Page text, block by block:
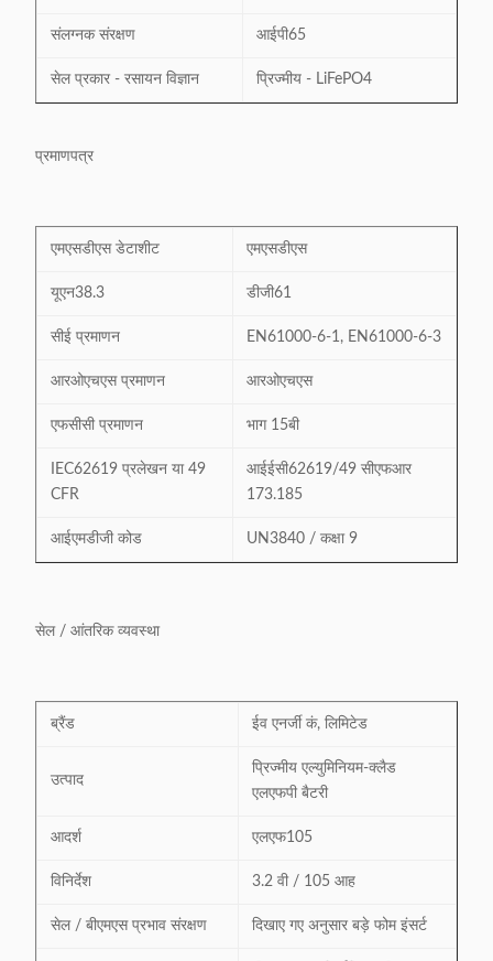
संलग्नक संरक्षण आईपी65
सेल प्रकार - रसायन विज्ञान प्रिज्मीय - LiFePO4
प्रमाणपत्र
एमएसडीएस डेटाशीट एमएसडीएस
यूएन38.3 डीजी61
सीई प्रमाणन EN61000-6-1, EN61000-6-3
आरओएचएस प्रमाणन आरओएचएस
एफसीसी प्रमाणन भाग 15बी
IEC62619 प्रलेखन या 49
CFR
आईईसी62619/49 सीएफआर
173.185
आईएमडीजी कोड UN3840 / कक्षा 9
सेल / आंतरिक व्यवस्था
ब्रैंड ईव एनर्जी कं, लिमिटेड
उत्पाद
प्रिज्मीय एल्युमिनियम-क्लैड
एलएफपी बैटरी
आदर्श एलएफ105
विनिर्देश 3.2 वी / 105 आह
सेल / बीएमएस प्रभाव संरक्षण दिखाए गए अनुसार बड़े फोम इंसर्ट